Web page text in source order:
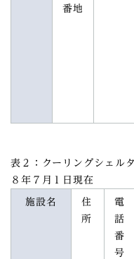
番地
表２：クーリングシェル
８年７月１日現在
施設名
住
所
電
話
番
号